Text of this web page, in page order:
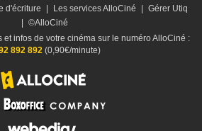
d'écriture | Les services AlloCiné | Gérer Utiq
| ©AlloCiné
et infos de votre cinéma sur le numéro AlloCiné :
892 892 (0,90€/minute)